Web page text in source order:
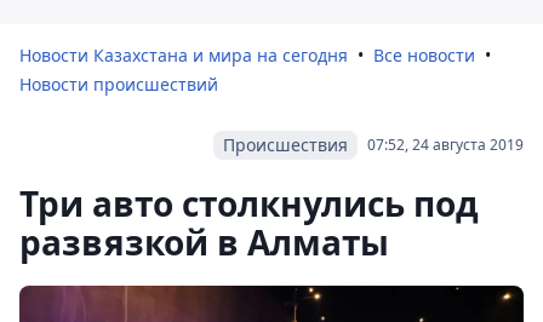
Новости Казахстана и мира на сегодня
Все новости
Новости происшествий
07:52, 24 августа 2019
Происшествия
Три авто столкнулись под
развязкой в Алматы